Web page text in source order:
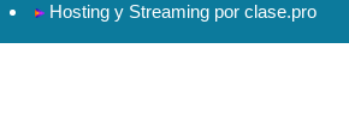
Hosting y Streaming por clase.pro